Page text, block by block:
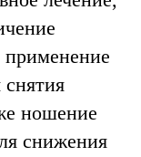
применение
ношение
снижения